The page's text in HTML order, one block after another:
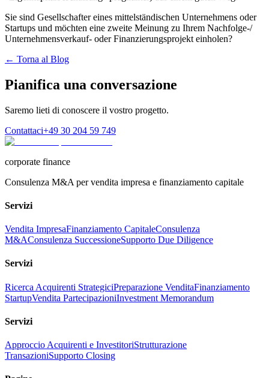
Sie sind Gesellschafter eines mittelständischen Unternehmens oder
Startups und möchten eine zweite Meinung zu Ihrem Nachfolge-/
Unternehmensverkauf- oder Finanzierungsprojekt einholen?
← Torna al Blog
Pianifica una conversazione
Saremo lieti di conoscere il vostro progetto.
Contattaci+49 30 204 59 749
corporate finance
Consulenza M&A per vendita impresa e finanziamento capitale
Servizi
Vendita ImpresaFinanziamento CapitaleConsulenza
M&AConsulenza SuccessioneSupporto Due Diligence
Servizi
Ricerca Acquirenti StrategiciPreparazione VenditaFinanziamento
StartupVendita PartecipazioniInvestment Memorandum
Servizi
Approccio Acquirenti e InvestitoriStrutturazione
TransazioniSupporto Closing